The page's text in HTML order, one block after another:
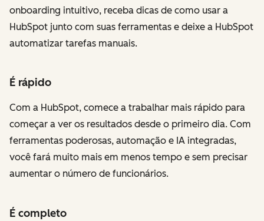
onboarding intuitivo, receba dicas de como usar a
HubSpot junto com suas ferramentas e deixe a HubSpot
automatizar tarefas manuais.
É rápido
Com a HubSpot, comece a trabalhar mais rápido para
começar a ver os resultados desde o primeiro dia. Com
ferramentas poderosas, automação e IA integradas,
você fará muito mais em menos tempo e sem precisar
aumentar o número de funcionários.
É completo